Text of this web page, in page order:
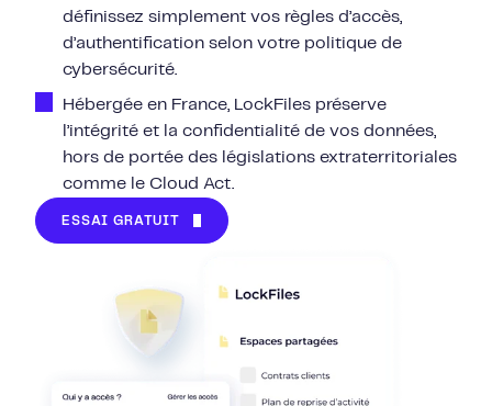
définissez simplement vos règles d’accès,
d’authentification selon votre politique de
cybersécurité.
Hébergée en France, LockFiles préserve
l’intégrité et la confidentialité de vos données,
hors de portée des législations extraterritoriales
comme le Cloud Act.
ESSAI GRATUIT